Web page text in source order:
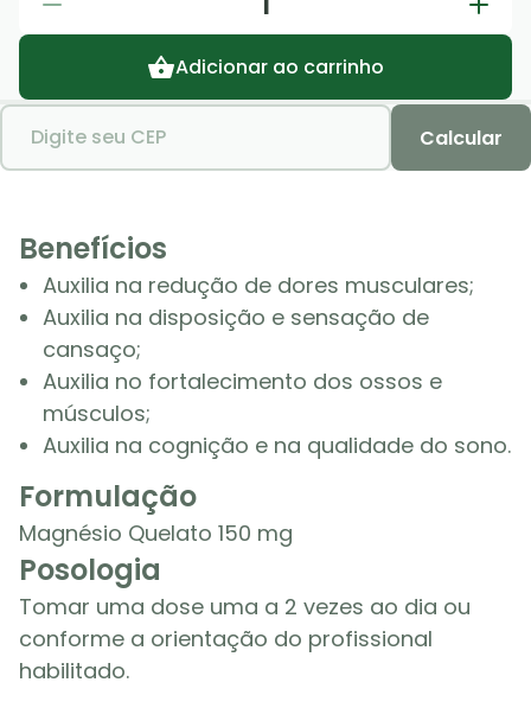
Adicionar ao carrinho
Digite seu CEP Calcular
Benefícios
Auxilia na redução de dores musculares;
Auxilia na disposição e sensação de
cansaço;
Auxilia no fortalecimento dos ossos e
músculos;
Auxilia na cognição e na qualidade do sono.
Formulação
Magnésio Quelato 150 mg
Posologia
Tomar uma dose uma a 2 vezes ao dia ou
conforme a orientação do profissional
habilitado.